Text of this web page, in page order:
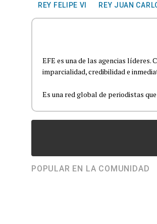
REY FELIPE VI REY JUAN
EFE es una de las agencias líderes.
imparcialidad, credibilidad e
Es una red global de periodistas que
POPULAR EN LA COMUNIDAD